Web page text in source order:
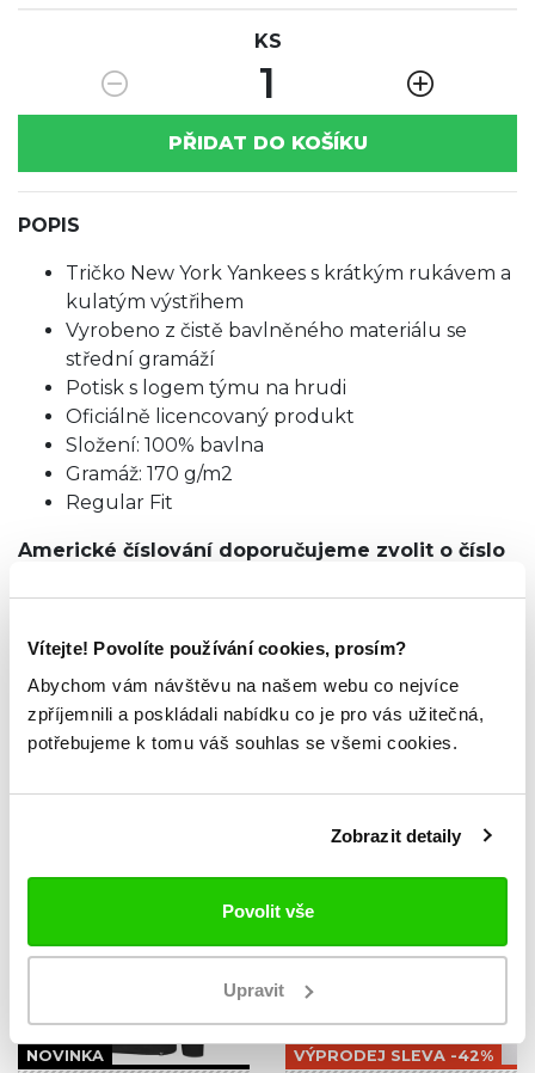
Vítejte! Povolíte používání cookies, prosím?
Abychom vám návštěvu na našem webu co nejvíce
zpříjemnili a poskládali nabídku co je pro vás užitečná,
potřebujeme k tomu váš souhlas se všemi cookies.
Zobrazit detaily
Povolit vše
Upravit
KS
1
PŘIDAT DO KOŠÍKU
POPIS
Tričko New York Yankees s krátkým rukávem a
kulatým výstřihem
Vyrobeno z čistě bavlněného materiálu se
střední gramáží
Potisk s logem týmu na hrudi
Oficiálně licencovaný produkt
Složení: 100% bavlna
Gramáž: 170 g/m2
Regular Fit
Americké číslování doporučujeme zvolit o číslo
TABULKA VELIKOSTÍ
ZKOUKNI TAKÉ TYTO.
NOVINKA VÝPRODEJ SLEVA -42%